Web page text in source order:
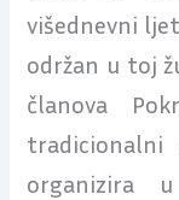
višednevni
održan u toj
članova
tradicionalni
organizira